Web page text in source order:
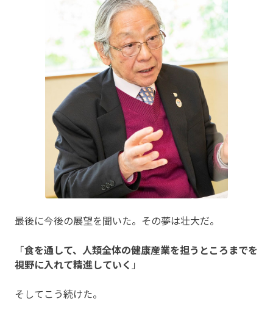
最後に今後の展望を聞いた。その夢は壮大だ。
「食を通して、人類全体の健康産業を担うところまでを
視野に入れて精進していく 」
そしてこう続けた。